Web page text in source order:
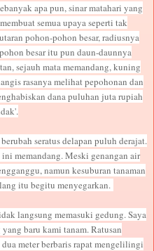
apa pun, sinar matahari yang
semua upaya seperti tak
pohon-pohon besar, radiusnya
besar itu pun daun-daunnya
sejauh mata memandang, kuning
rasanya melihat pepohonan dan
dana puluhan juta rupiah
seratus delapan puluh derajat.
memandang. Meski genangan air
namun kesuburan tanaman
itu begitu menyegarkan.
langsung memasuki gedung. Saya
baru kami tanam. Ratusan
meter berbaris rapat mengelilingi